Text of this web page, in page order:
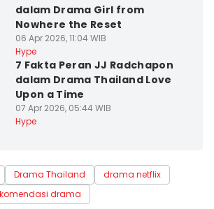
dalam Drama Girl from
Nowhere the Reset
06 Apr 2026, 11:04 WIB
Hype
7 Fakta Peran JJ Radchapon
dalam Drama Thailand Love
Upon a Time
07 Apr 2026, 05:44 WIB
Hype
Drama Thailand
drama netflix
drama